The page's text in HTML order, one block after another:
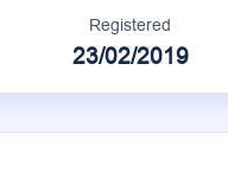
Registered
23/02/2019